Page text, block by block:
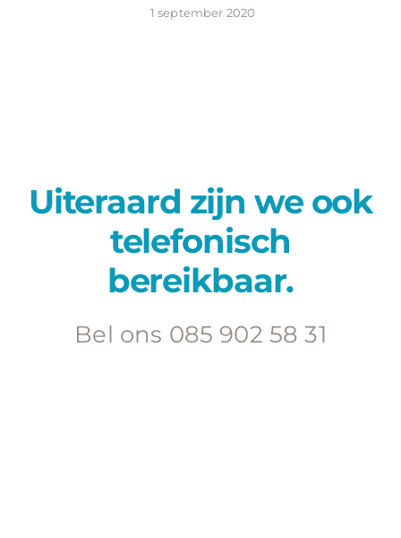
1 september 2020
Uiteraard zijn we ook
telefonisch
bereikbaar.
Bel ons 085 902 58 31